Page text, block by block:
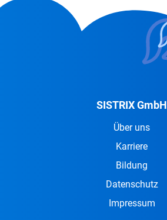
SISTRIX GmbH
Über uns
Karriere
Bildung
Datenschutz
Impressum